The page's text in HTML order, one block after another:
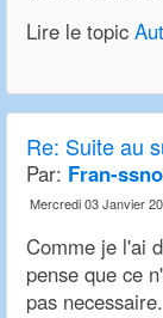
Lire le topic
Re: Suite au
Par: Fran-
Mercredi 03 Janvier
Comme je l'ai
pense que ce
pas necessaire.